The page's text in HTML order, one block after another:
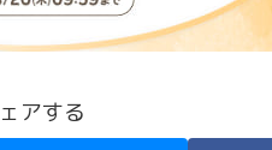
アする